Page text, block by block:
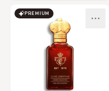
PREMIUM